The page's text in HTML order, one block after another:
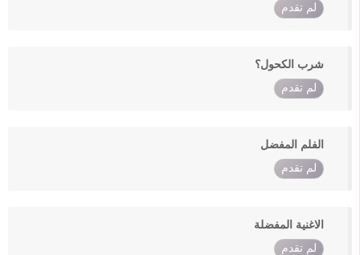
لم تقدم
شرب الكحول؟
لم تقدم
الفلم المفضل
لم تقدم
الاغنية المفضلة
لم تقدم